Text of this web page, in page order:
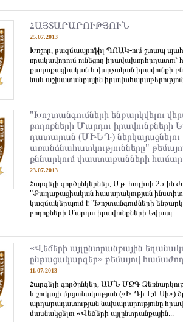
ՀԱՅՏԱՐԱՐՈՒԹՅՈՒՆ
25.07.2013
Խոշոր, բազմապրոֆիլ ՊՈԱԿ-ում շտապ
որակավորում ունեցող
քաղաքացիական և վարչական իրավունքի
նաև աշխատանքային
"Խոշտանգումների ենթարկվելու
բողոքների Մարդու իրավունքների
դատարան (ՄԻԵԴ) ներկայացնելու
առանձնահատկությունները"
քննարկում փաստաբանների համար
23.07.2013
Հարգելի գործընկերներ, Ս.թ. հուլիսի 25-ին
"Քաղաքացիական հասարակության
կազմակերպում է "Խոշտանգումների
բողոքների Մարդու իրավունքների Եվրոպ...
«Վեճերի այլընտրանքային
ընթացակարգեր» թեմայով
11.07.2013
Հարգելի գործընկեր, ԱՄՆ ՄԶԳ
և շուկայի մրցունակության («Ի-Դի-Էմ-Սի»)
արդարադատության նախարարությունը
մասնակցելու «Վեճերի այլընտրանքային...